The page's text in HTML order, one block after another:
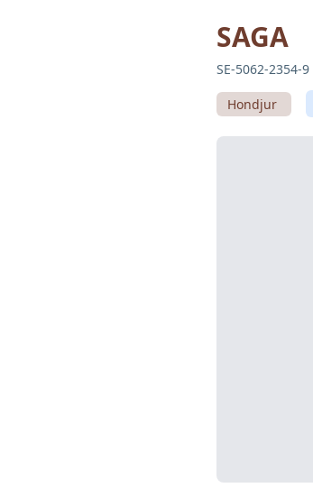
SAGA
SE-5062-2354-9
Hondjur